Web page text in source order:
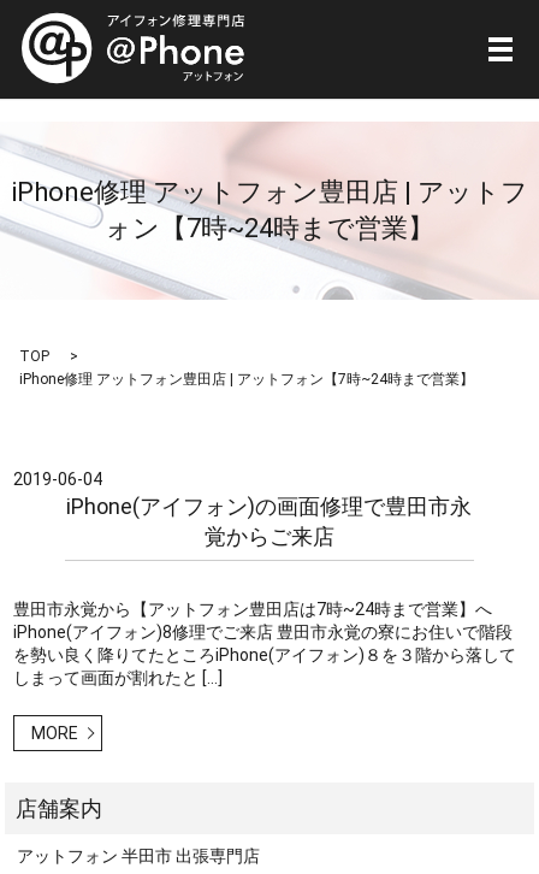
メ
iPhone修理 アットフォン豊田店 | アットフ
ォン【7時~24時まで営業】
TOP
iPhone修理 アットフォン豊田店 | アットフォン【7時~24時まで営業】
2019-06-04
iPhone(アイフォン)の画面修理で豊田市永
覚からご来店
豊田市永覚から【アットフォン豊田店は7時~24時まで営業】へ
iPhone(アイフォン)8修理でご来店 豊田市永覚の寮にお住いで階段
を勢い良く降りてたところiPhone(アイフォン)８を３階から落して
しまって画面が割れたと […]
MORE
アットフォン 半田市 出張専門店